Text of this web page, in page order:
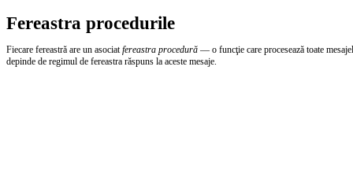
Fereastra procedurile
Fiecare fereastră are un asociatfereastra procedură — o funcţie care procesează toate
depinde de regimul de fereastra răspuns la aceste mesaje.